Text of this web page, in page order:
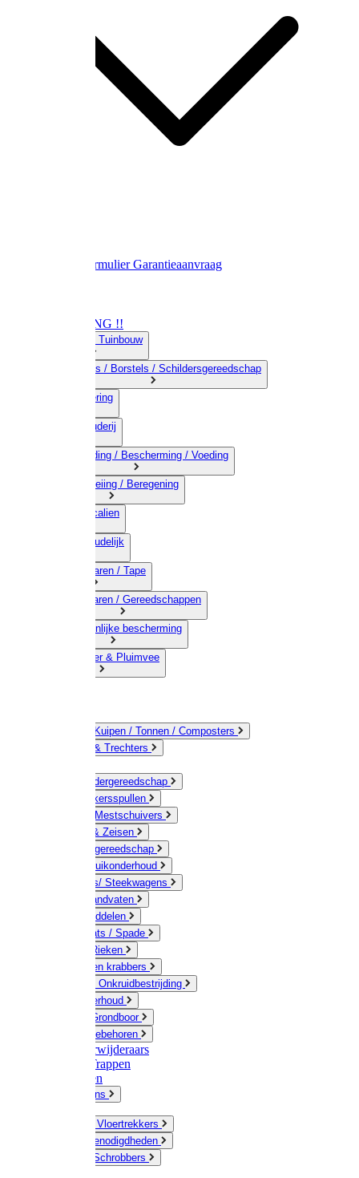
RetourformulierGarantieaanvraag
OPRUIMING !!
01) Land-& Tuinbouw
02) Bezems / Borstels / Schildersgereedschap
03) Afrastering
04) Veehouderij
05) Bestrijding / Bescherming / Voeding
06) Besproeiing / Beregening
07) Chemicalien
08) Huishoudelijk
09) Touwwaren / Tape
10) IJzerwaren / Gereedschappen
11) Persoonlijke bescherming
12) Kleindier & Pluimvee
Emmers / Kuipen / Tonnen / Composters
Jerrycans & Trechters
Hand-/ Kindergereedschap
Stratenmakersspullen
Sneeuw- / Mestschuivers
Baggeren & Zeisen
Elektrisch gereedschap
Boom / Struikonderhoud
Kruiwagens/ Steekwagens
Stelen / Handvaten
Tuinhulpmiddelen
Schop / Bats / Spade
Vorken & Rieken
Cultivator en krabbers
Schoffels / Onkruidbestrijding
Gazononderhoud
Hamers / Grondboor
Sledes / toebehoren
Onkruidverwijderaars
Ladders / Trappen
Werkbanken
Betonmolens
Bezems & Vloertrekkers
Schildersbenodigdheden
Borstels / Schrobbers